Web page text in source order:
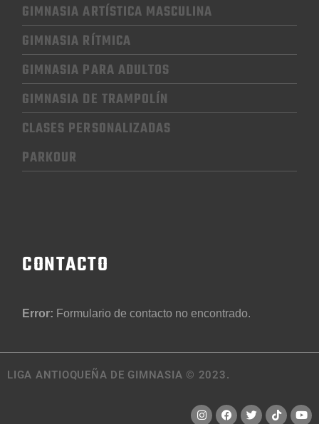
GIMNASIA ARTÍSTICA MASCULINA
GIMNASIA RÍTMICA
GIMNASIA PARA ADULTOS
GIMNASIA DE TRAMPOLÍN
CLASES PERSONALIZADAS
PARKOUR
CONTACTO
Error: Formulario de contacto no encontrado.
LIGA ANTIOQUEÑA DE GIMNASIA © 2023.